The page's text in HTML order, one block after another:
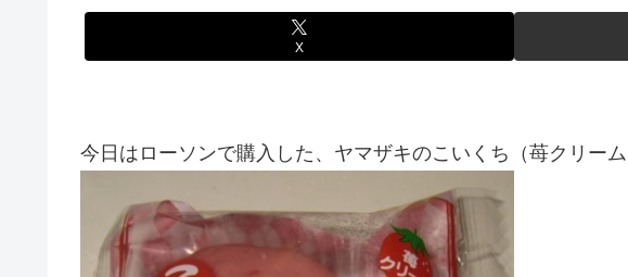
X
今日はローソンで購入した、ヤマザキのこいくち（苺クリー